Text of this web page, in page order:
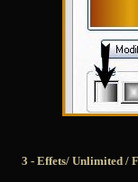
3 - Effets/ Unlimited /